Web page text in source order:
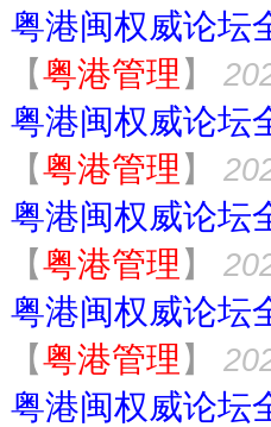
粤港闽权威论
【粤港管理 】
粤港闽权威论
【粤港管理 】
粤港闽权威论
【粤港管理 】
粤港闽权威论
【粤港管理 】
粤港闽权威论